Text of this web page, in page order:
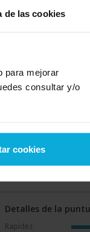
de las cookies
para mejorar
consultar y/o
cookies
Rapidez
Detalles de la
Amabilidad
Calidad / precio
Detalles de la
Rapidez